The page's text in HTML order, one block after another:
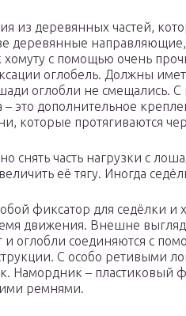
из деревянных частей,
деревянные
хомуту с помощью очень
оглобель. Должны
оглобли не смещались. С
– это дополнительное
которые протягиваются
снять часть нагрузки с
её тягу. Иногда
фиксатор для седёлки и
движения. Внешне
и оглобли соединяются с
С особо ретивыми
Намордник – пластиковый
ремнями.